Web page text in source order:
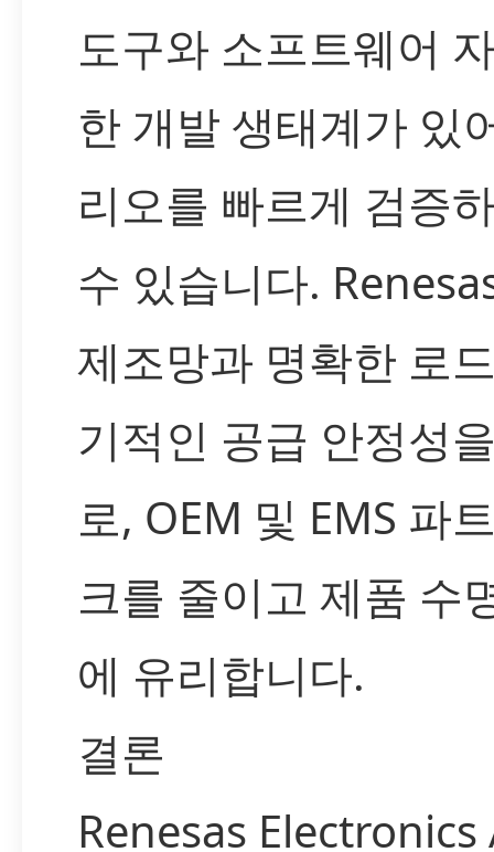
도구와 소프트웨어
한 개발 생태계가 있
리오를 빠르게 검증
수 있습니다.
제조망과 명확한 로
기적인 공급 안정성
로, OEM 및 EMS 파
크를 줄이고 제품 수
에 유리합니다.
결론
Renesas